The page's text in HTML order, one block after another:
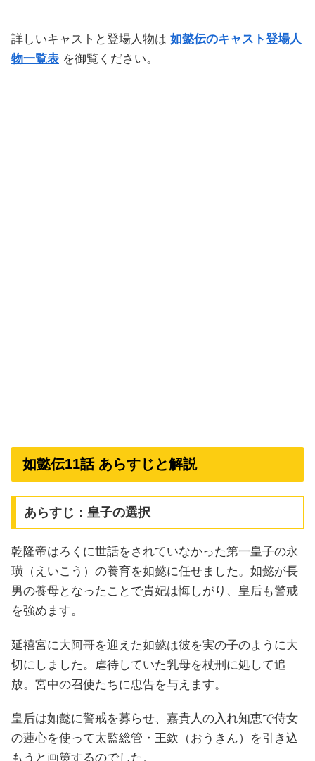
詳しいキャストと登場人物は 如懿伝のキャスト登場人
物一覧表 を御覧ください。
如懿伝11話 あらすじと解説
あらすじ：皇子の選択
乾隆帝はろくに世話をされていなかった第一皇子の永
璜（えいこう）の養育を如懿に任せました。如懿が長
男の養母となったことで貴妃は悔しがり、皇后も警戒
を強めます。
延禧宮に大阿哥を迎えた如懿は彼を実の子のように大
切にしました。虐待していた乳母を杖刑に処して追
放。宮中の召使たちに忠告を与えます。
皇后は如懿に警戒を募らせ、嘉貴人の入れ知恵で侍女
の蓮心を使って太監総管・王欽（おうきん）を引き込
もうと画策するのでした。